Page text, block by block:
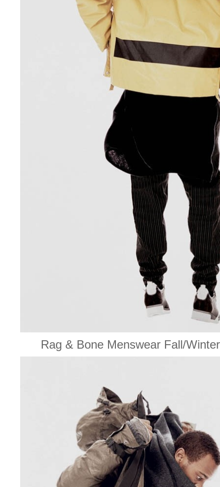
Rag & Bone Menswear Fall/